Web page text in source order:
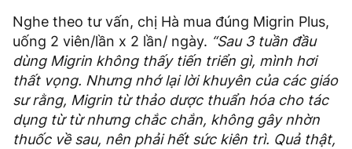
Nghe theo tư vấn, chị Hà mua đúng Migrin Plus,
uống 2 viên/lần x 2 lần/ ngày. “Sau 3 tuần đầu
dùng Migrin không thấy tiến triển gì, mình hơi
thất vọng. Nhưng nhớ lại lời khuyên của các giáo
sư rằng, Migrin từ thảo dược thuẩn hóa cho tác
dụng từ từ nhưng chắc chắn, không gây nhờn
thuốc về sau, nên phải hết sức kiên trì. Quả thật,